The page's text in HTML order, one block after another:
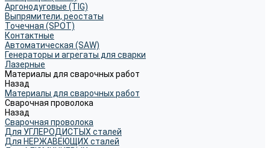
Аргонодуговые (TIG)
Выпрямители, реостаты
Точечная (SPOT)
Контактные
Автоматическая (SAW)
Генераторы и агрегаты для сварки
Лазерные
Материалы для сварочных работ
Назад
Материалы для сварочных работ
Сварочная проволока
Назад
Сварочная проволока
Для УГЛЕРОДИСТЫХ сталей
Для НЕРЖАВЕЮЩИХ сталей